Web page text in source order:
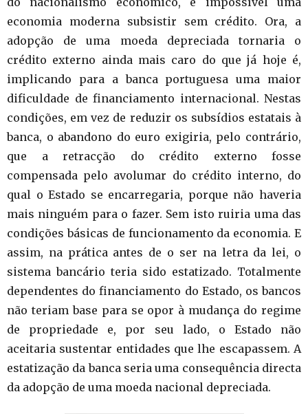
economia moderna subsistir sem crédito. Ora, a
adopção de uma moeda depreciada tornaria o
crédito externo ainda mais caro do que já hoje é,
implicando para a banca portuguesa uma maior
dificuldade de financiamento internacional. Nestas
condições, em vez de reduzir os subsídios estatais à
banca, o abandono do euro exigiria, pelo contrário,
que a retracção do crédito externo fosse
compensada pelo avolumar do crédito interno, do
qual o Estado se encarregaria, porque não haveria
mais ninguém para o fazer. Sem isto ruiria uma das
condições básicas de funcionamento da economia. E
assim, na prática antes de o ser na letra da lei, o
sistema bancário teria sido estatizado. Totalmente
dependentes do financiamento do Estado, os bancos
não teriam base para se opor à mudança do regime
de propriedade e, por seu lado, o Estado não
aceitaria sustentar entidades que lhe escapassem. A
estatização da banca seria uma consequência directa
da adopção de uma moeda nacional depreciada.